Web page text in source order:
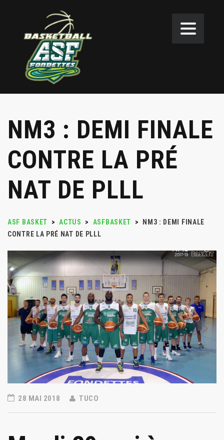
NM3 : DEMI FINALE
CONTRE LA PRÉ
NAT DE PLLL
ASF BASKET > ACTUS > ASFBASKET >
NM3 : DEMI FINALE
CONTRE LA PRÉ NAT DE PLLL
28 MAI 2018 TUCO